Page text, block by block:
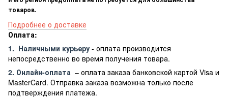
товаров.
Подробнее о доставке
Оплата:
1. Наличными курьеру - оплата производится
непосредственно во время получения товара.
2. Онлайн-оплата – оплата заказа банковской картой Visa и
MasterCard. Отправка заказа возможна только после
подтверждения платежа.